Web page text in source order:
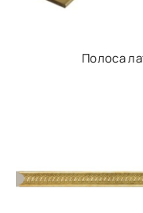
Полоса